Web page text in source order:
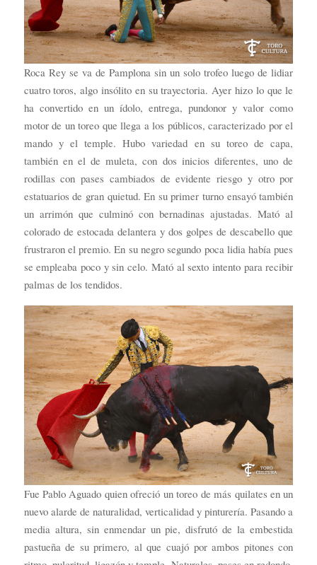
Roca Rey se va de Pamplona sin un solo trofeo luego de lidiar
cuatro toros, algo insólito en su trayectoria. Ayer hizo lo que le
ha convertido en un ídolo, entrega, pundonor y valor como
motor de un toreo que llega a los públicos, caracterizado por el
mando y el temple. Hubo variedad en su toreo de capa,
también en el de muleta, con dos inicios diferentes, uno de
rodillas con pases cambiados de evidente riesgo y otro por
estatuarios de gran quietud. En su primer turno ensayó también
un arrimón que culminó con bernadinas ajustadas. Mató al
colorado de estocada delantera y dos golpes de descabello que
frustraron el premio. En su negro segundo poca lidia había pues
se empleaba poco y sin celo. Mató al sexto intento para recibir
palmas de los tendidos.
Fue Pablo Aguado quien ofreció un toreo de más quilates en un
nuevo alarde de naturalidad, verticalidad y pinturería. Pasando a
media altura, sin enmendar un pie, disfrutó de la embestida
pastueña de su primero, al que cuajó por ambos pitones con